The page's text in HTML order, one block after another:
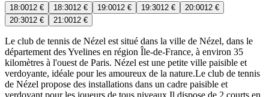
18:0012 € 18:3012 € 19:0012 € 19:3012 € 20:0012 €
20:3012 € 21:0012 €
Le club de tennis de Nézel est situé dans la ville de Nézel, dans le
département des Yvelines en région Île-de-France, à environ 35
kilomètres à l'ouest de Paris. Nézel est une petite ville paisible et
verdoyante, idéale pour les amoureux de la nature.Le club de tennis
de Nézel propose des installations dans un cadre paisible et